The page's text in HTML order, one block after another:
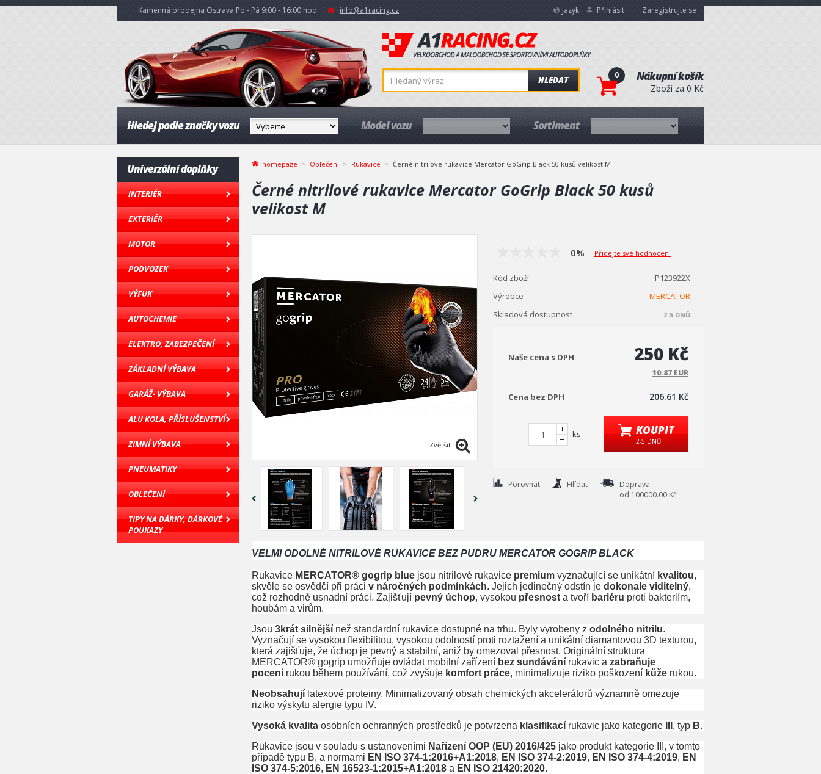
Kamenná prodejna Ostrava Po - Pá 9:00 - 16:00 hod. info@a1racing.cz Jazyk Přihlásit Zaregistrujte se
HLEDAT 0 Nákupní košík
Zboží za 0 Kč
Hledej podle značky vozu Model vozu Sortiment
Univerzální doplňky
INTERIÉR
EXTERIÉR
MOTOR
PODVOZEK
VÝFUK
AUTOCHEMIE
ELEKTRO, ZABEZPEČENÍ
ZÁKLADNÍ VÝBAVA
GARÁŽ- VÝBAVA
ALU KOLA, PŘÍSLUŠENSTVÍ
ZIMNÍ VÝBAVA
PNEUMATIKY
OBLEČENÍ
TIPY NA DÁRKY, DÁRKOVÉ
POUKAZY
homepage Oblečení Rukavice Černé nitrilové rukavice Mercator GoGrip Black 50 kusů velikost M
Černé nitrilové rukavice Mercator GoGrip Black 50 kusů
velikost M
Zvětšit
0% Přidejte své hodnocení
Kód zboží
P123922X
Výrobce
MERCATOR
Skladová dostupnost
2-5 DNŮ
Naše cena s DPH 250 Kč
10.87 EUR
Cena bez DPH 206.61 Kč
ks KOUPIT
2-5 DNŮ
Porovnat Hlídat
Doprava
od 100000.00 Kč
VELMI ODOLNÉ NITRILOVÉ RUKAVICE BEZ PUDRU MERCATOR GOGRIP BLACK
Rukavice MERCATOR® gogrip blue jsou nitrilové rukavice premium vyznačující se unikátní kvalitou,
skvěle se osvědčí při práci v náročných podmínkách. Jejich jedinečný odstín je dokonale viditelný,
což rozhodně usnadní práci. Zajišťují pevný úchop, vysokou přesnost a tvoří bariéru proti bakteriím,
houbám a virům.
Jsou 3krát silnější než standardní rukavice dostupné na trhu. Byly vyrobeny z odolného nitrilu.
Vyznačují se vysokou flexibilitou, vysokou odolností proti roztažení a unikátní diamantovou 3D texturou,
která zajišťuje, že úchop je pevný a stabilní, aniž by omezoval přesnost. Originální struktura
MERCATOR® gogrip umožňuje ovládat mobilní zařízení bez sundávání rukavic a zabraňuje
pocení rukou během používání, což zvyšuje komfort práce, minimalizuje riziko poškození kůže rukou.
Neobsahují latexové proteiny. Minimalizovaný obsah chemických akcelerátorů významně omezuje
riziko výskytu alergie typu IV.
Vysoká kvalita osobních ochranných prostředků je potvrzena klasifikací rukavic jako kategorie , typ B.
Rukavice jsou v souladu s ustanoveními Nařízení OOP (EU) 2016/425 jako produkt kategorie III, v tomto
případě typu B, a normami EN ISO 374-1:2016+A1:2018, EN ISO 374-2:2019, EN ISO 374-4:2019, EN
ISO 374-5:2016, EN 16523-1:2015+A1:2018 a EN ISO 21420:2020.